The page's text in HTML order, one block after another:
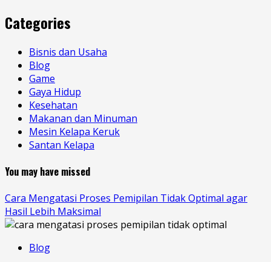
Categories
Bisnis dan Usaha
Blog
Game
Gaya Hidup
Kesehatan
Makanan dan Minuman
Mesin Kelapa Keruk
Santan Kelapa
You may have missed
Cara Mengatasi Proses Pemipilan Tidak Optimal agar
Hasil Lebih Maksimal
Blog